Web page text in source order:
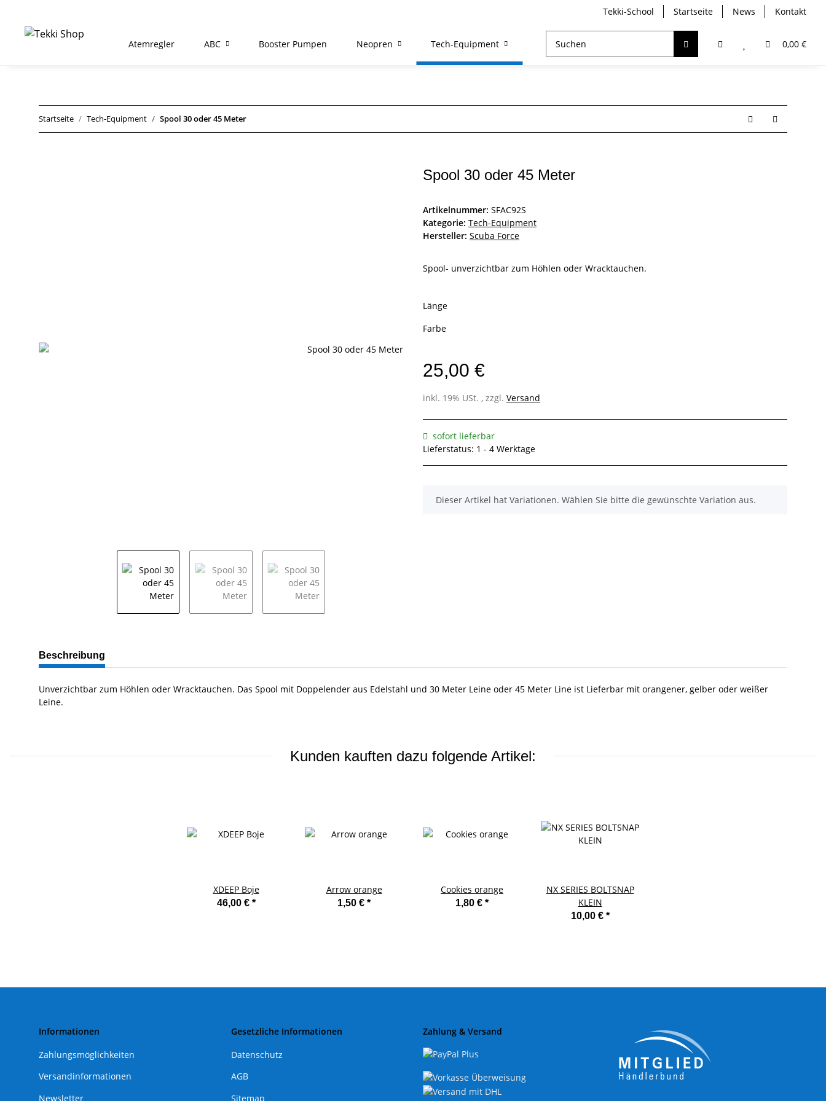
Tekki-School Startseite News Kontakt
0,00 €
Atemregler ABC Booster Pumpen Neopren Tech-Equipment Rebreather Analyser / Computer
Startseite Tech-Equipment Spool 30 oder 45 Meter
Spool 30 oder 45 Meter
Artikelnummer: SFAC92S
Kategorie: Tech-Equipment
Hersteller: Scuba Force
Spool- unverzichtbar zum Höhlen oder Wracktauchen.
Länge
Farbe
25,00 €
inkl. 19% USt. , zzgl. Versand
sofort lieferbar
Lieferstatus: 1 - 4 Werktage
x
Dieser Artikel hat Variationen. Wählen Sie bitte die gewünschte Variation aus.
Beschreibung
Unverzichtbar zum Höhlen oder Wracktauchen. Das Spool mit Doppelender aus Edelstahl und 30 Meter Leine oder 45 Meter Line ist Lieferbar mit orangener, gelber oder weißer
Leine.
Kunden kauften dazu folgende Artikel:
XDEEP Boje
46,00 € *
Arrow orange
1,50 € *
Cookies orange
1,80 € *
NX SERIES BOLTSNAP
KLEIN
10,00 € *
Informationen
Zahlungsmöglichkeiten
Versandinformationen
Newsletter
Gesetzliche Informationen
Datenschutz
AGB
Sitemap
Zahlung & Versand